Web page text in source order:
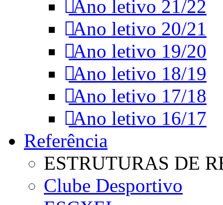
Ano letivo 21/22
Ano letivo 20/21
Ano letivo 19/20
Ano letivo 18/19
Ano letivo 17/18
Ano letivo 16/17
Referência
ESTRUTURAS DE
Clube Desportivo